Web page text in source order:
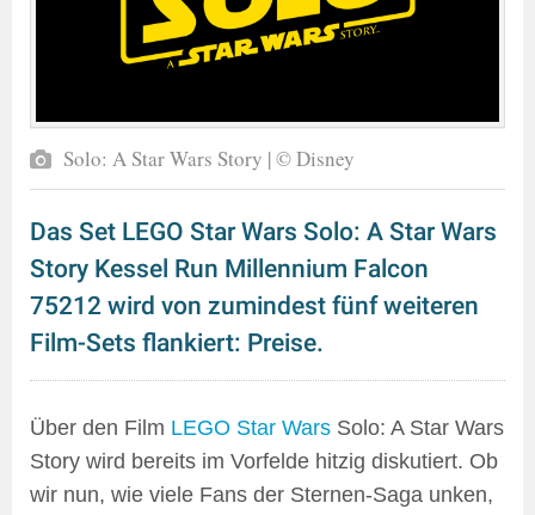
Solo: A Star Wars Story | © Disney
Das Set LEGO Star Wars Solo: A Star Wars
Story Kessel Run Millennium Falcon
75212 wird von zumindest fünf weiteren
Film-Sets flankiert: Preise.
Über den Film LEGO Star Wars Solo: A Star Wars
Story wird bereits im Vorfelde hitzig diskutiert. Ob
wir nun, wie viele Fans der Sternen-Saga unken,